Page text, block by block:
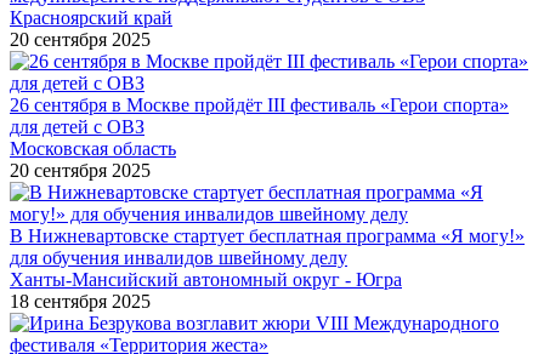
Красноярский край
20 сентября 2025
26 сентября в Москве пройдёт III фестиваль «Герои спорта»
для детей с ОВЗ
Московская область
20 сентября 2025
В Нижневартовске стартует бесплатная программа «Я могу!»
для обучения инвалидов швейному делу
Ханты-Мансийский автономный округ - Югра
18 сентября 2025